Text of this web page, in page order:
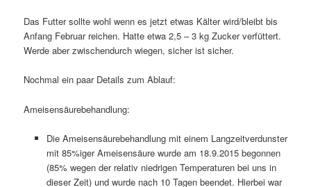
Das Futter sollte wohl wenn es jetzt etwas Kälter wird/bleibt bis
Anfang Februar reichen. Hatte etwa 2,5 – 3 kg Zucker verfüttert.
Werde aber zwischendurch wiegen, sicher ist sicher.
Nochmal ein paar Details zum Ablauf:
Ameisensäurebehandlung:
Die Ameisensäurebehandlung mit einem Langzeitverdunster
mit 85%iger Ameisensäure wurde am 18.9.2015 begonnen
(85% wegen der relativ niedrigen Temperaturen bei uns in
dieser Zeit) und wurde nach 10 Tagen beendet. Hierbei war